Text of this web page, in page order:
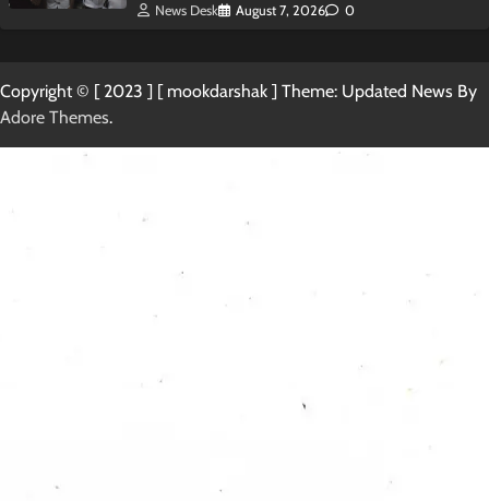
News Desk August 7, 2026 0
Copyright © [ 2023 ] [ mookdarshak ] Theme: Updated News By
Adore Themes.